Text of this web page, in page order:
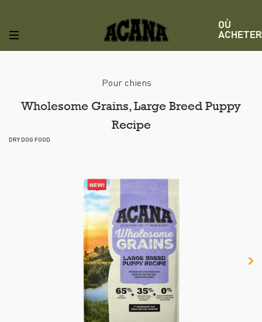
OÙ
ACHETER
Pour chiens
Wholesome Grains, Large Breed Puppy
Recipe
DRY DOG FOOD